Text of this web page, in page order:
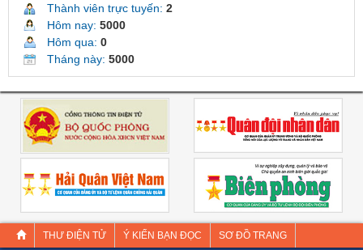
Thành viên trực tuyến: 2
Hôm nay: 5000
Hôm qua: 0
Tháng này: 5000
THƯ ĐIỆN TỬ Ý KIẾN BẠN ĐỌC SƠ ĐỒ TRANG